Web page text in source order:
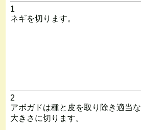
1
ネギを切ります。
2
アボガドは種と皮を取り除き適当な
大きさに切ります。